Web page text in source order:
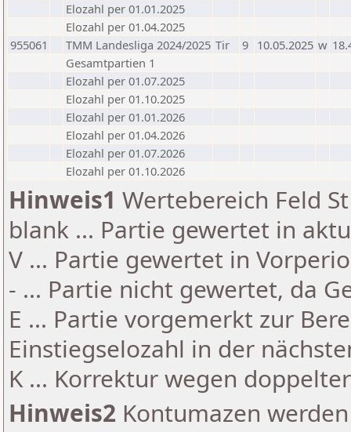
Elozahl per 01.01.2025
Elozahl per 01.04.2025
955061
TMM Landesliga 2024/2025 Tir 9 10.05.2025 w
Gesamtpartien 1
Elozahl per 01.07.2025
Elozahl per 01.10.2025
Elozahl per 01.01.2026
Elozahl per 01.04.2026
Elozahl per 01.07.2026
Elozahl per 01.10.2026
Hinweis1 Wertebereich Feld
blank ... Partie gewertet in
V ... Partie gewertet in
- ... Partie nicht gewertet, da
E ... Partie vorgemerkt zur
Einstiegselozahl in der
K ... Korrektur wegen
Hinweis2 Kontumazen